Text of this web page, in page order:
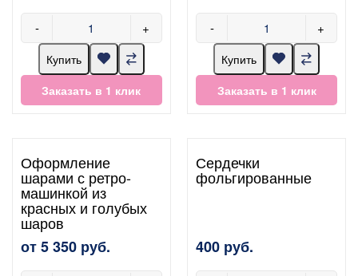
- +
Купить
Заказать в 1 клик
- +
Купить
Заказать в 1 клик
Оформление
шарами с ретро-
машинкой из
красных и голубых
шаров
от 5 350 руб.
Сердечки
фольгированные
400 руб.